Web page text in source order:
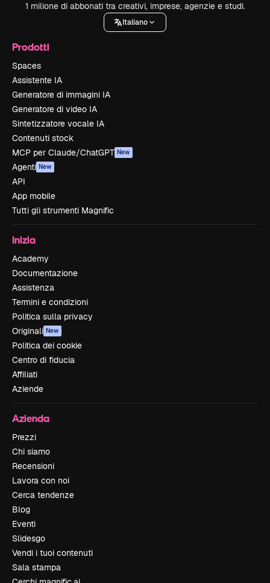
1 milione di abbonati tra creativi, imprese, agenzie e studi.
Italiano
Prodotti
Spaces
Assistente IA
Generatore di immagini IA
Generatore di video IA
Sintetizzatore vocale IA
Contenuti stock
MCP per Claude/ChatGPT New
Agenti New
API
App mobile
Tutti gli strumenti Magnific
Inizia
Academy
Documentazione
Assistenza
Termini e condizioni
Politica sulla privacy
Originali New
Politica dei cookie
Centro di fiducia
Affiliati
Aziende
Azienda
Prezzi
Chi siamo
Recensioni
Lavora con noi
Cerca tendenze
Blog
Eventi
Slidesgo
Vendi i tuoi contenuti
Sala stampa